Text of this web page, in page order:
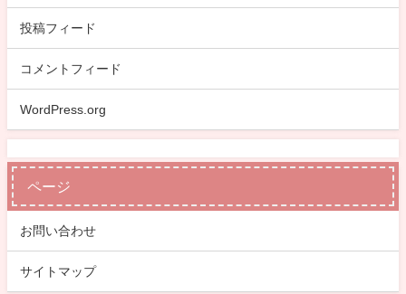
投稿フィード
コメントフィード
WordPress.org
ページ
お問い合わせ
サイトマップ